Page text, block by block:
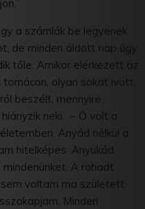
a számlák be legyenek
de minden áldott nap úgy
tőle. Amikor elérkezett az
tornácon, olyan sokat ivott,
beszélt, mennyire
neki. – Ő volt a
Anyád nélkül a
hitelképes. Anyukád
A rohadt
voltam ma született
Minden